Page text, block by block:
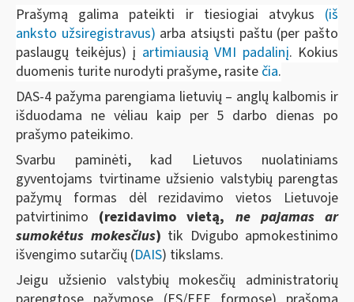
Prašymą galima pateikti ir tiesiogiai atvykus (iš
anksto užsiregistravus) arba atsiųsti paštu (per pašto
paslaugų teikėjus) į artimiausią VMI padalinį. Kokius
duomenis turite nurodyti prašyme, rasite čia.
DAS-4 pažyma parengiama lietuvių – anglų kalbomis ir
išduodama ne vėliau kaip per 5 darbo dienas po
prašymo pateikimo.
Svarbu paminėti, kad Lietuvos nuolatiniams
gyventojams tvirtiname užsienio valstybių parengtas
pažymų formas dėl rezidavimo vietos Lietuvoje
patvirtinimo (rezidavimo vietą, ne pajamas ar
sumokėtus mokesčius) tik Dvigubo apmokestinimo
išvengimo sutarčių (DAIS) tikslams.
Jeigu užsienio valstybių mokesčių administratorių